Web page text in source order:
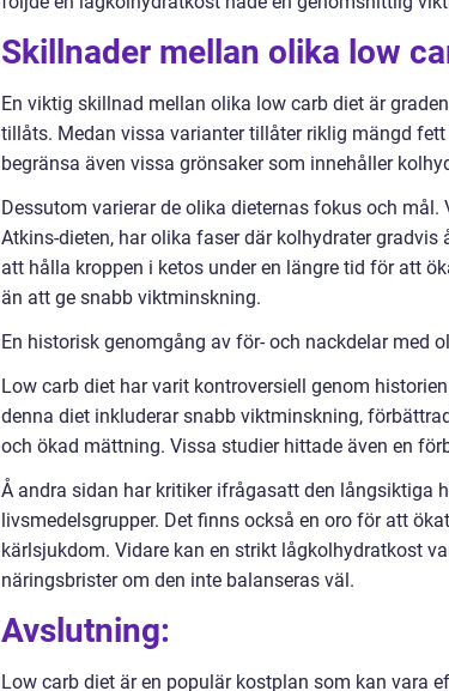
Skillnader mellan olika low
En viktig skillnad mellan olika low carb diet är
tillåts. Medan vissa varianter tillåter riklig mängd
begränsa även vissa grönsaker som innehåller
Dessutom varierar de olika dieternas fokus och
Atkins-dieten, har olika faser där kolhydrater
att hålla kroppen i ketos under en längre tid för att
än att ge snabb viktminskning.
En historisk genomgång av för- och nackdelar med
Low carb diet har varit kontroversiell genom
denna diet inkluderar snabb viktminskning,
och ökad mättning. Vissa studier hittade även en
Å andra sidan har kritiker ifrågasatt den långsiktiga
livsmedelsgrupper. Det finns också en oro för att
kärlsjukdom. Vidare kan en strikt lågkolhydratkost
näringsbrister om den inte balanseras väl.
Avslutning:
Low carb diet är en populär kostplan som kan vara